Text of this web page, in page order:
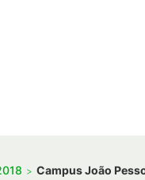
Campus João